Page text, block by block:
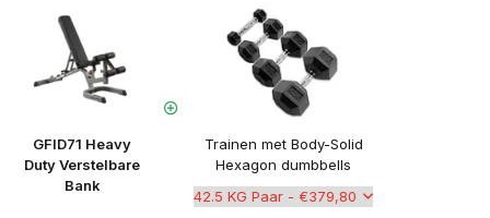
GFID71 Heavy
Duty Verstelbare
Bank
Trainen met Body-Solid
Hexagon dumbbells